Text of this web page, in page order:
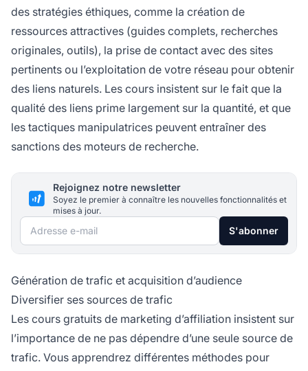
des stratégies éthiques, comme la création de
ressources attractives (guides complets, recherches
originales, outils), la prise de contact avec des sites
pertinents ou l’exploitation de votre réseau pour obtenir
des liens naturels. Les cours insistent sur le fait que la
qualité des liens prime largement sur la quantité, et que
les tactiques manipulatrices peuvent entraîner des
sanctions des moteurs de recherche.
Rejoignez notre newsletter
Soyez le premier à connaître les nouvelles fonctionnalités et
mises à jour.
Adresse e-mail S'abonner
Génération de trafic et acquisition d’audience
Diversifier ses sources de trafic
Les cours gratuits de marketing d’affiliation insistent sur
l’importance de ne pas dépendre d’une seule source de
trafic. Vous apprendrez différentes méthodes pour